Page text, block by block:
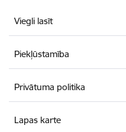
Viegli lasīt
Piekļūstamība
Privātuma politika
Lapas karte